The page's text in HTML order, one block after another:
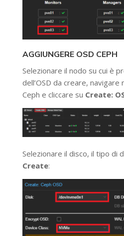
AGGIUNGERE OSD CEPH
Selezionare il nodo su cui è
dell’OSD da creare, navigare
Ceph e cliccare su Create:
Selezionare il disco, il tipo di
Create: